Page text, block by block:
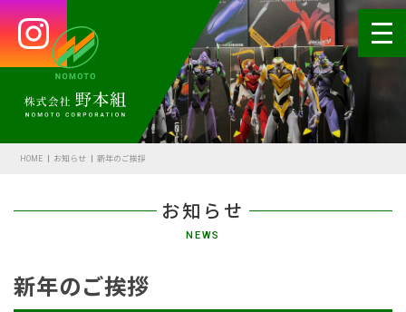
お知らせ
NEWS
HOME お知らせ 新年のご挨拶
新年のご挨拶
HOME
代表あいさつ
会社概要・沿革
受賞歴